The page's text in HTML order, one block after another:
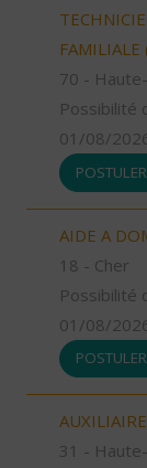
FAMILIALE
70 -
Possibilité
01/08/
POSTULER
AIDE A
18 - Cher
Possibilité
01/08/
POSTULER
31 -